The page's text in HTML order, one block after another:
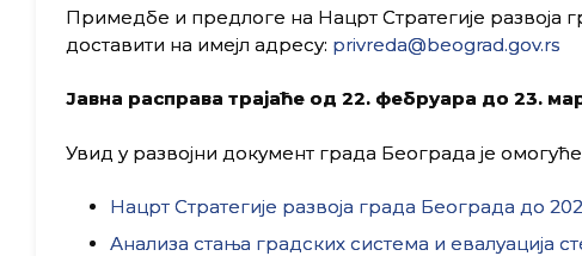
Примедбе и предлоге на Нацрт Стратегије развоја
доставити на имејл адресу: privreda@beograd.gov.rs
Јавна расправа трајаће од 22. фебруара до 23.
Увид у развојни документ града Београда је
Нацрт Стратегије развоја града Београда до
Анализа стања градских система и евалуација